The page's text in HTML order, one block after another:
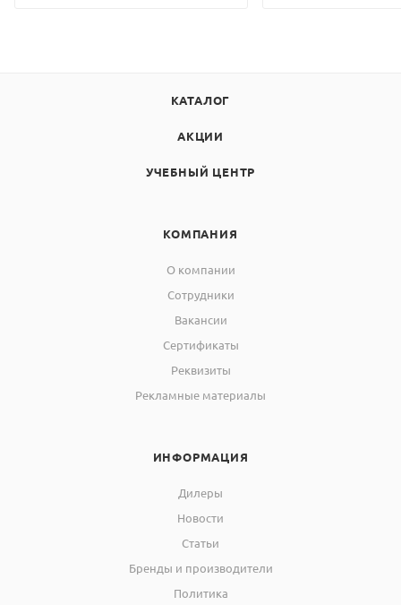
КАТАЛОГ
АКЦИИ
УЧЕБНЫЙ ЦЕНТР
КОМПАНИЯ
О компании
Сотрудники
Вакансии
Сертификаты
Реквизиты
Рекламные материалы
ИНФОРМАЦИЯ
Дилеры
Новости
Статьи
Бренды и производители
Политика